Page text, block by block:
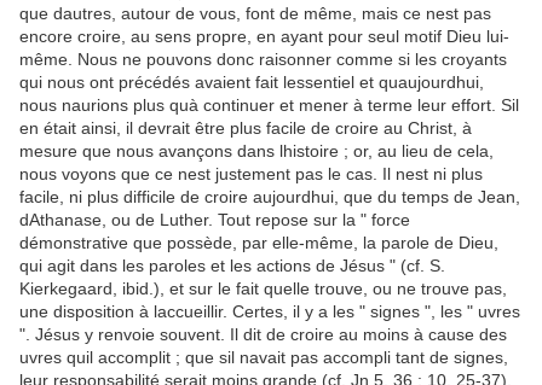
que dautres, autour de vous, font de même, mais ce nest pas
encore croire, au sens propre, en ayant pour seul motif Dieu lui-
même. Nous ne pouvons donc raisonner comme si les croyants
qui nous ont précédés avaient fait lessentiel et quaujourdhui,
nous naurions plus quà continuer et mener à terme leur effort. Sil
en était ainsi, il devrait être plus facile de croire au Christ, à
mesure que nous avançons dans lhistoire ; or, au lieu de cela,
nous voyons que ce nest justement pas le cas. Il nest ni plus
facile, ni plus difficile de croire aujourdhui, que du temps de Jean,
dAthanase, ou de Luther. Tout repose sur la " force
démonstrative que possède, par elle-même, la parole de Dieu,
qui agit dans les paroles et les actions de Jésus " (cf. S.
Kierkegaard, ibid.), et sur le fait quelle trouve, ou ne trouve pas,
une disposition à laccueillir. Certes, il y a les " signes ", les " uvres
". Jésus y renvoie souvent. Il dit de croire au moins à cause des
uvres quil accomplit ; que sil navait pas accompli tant de signes,
leur responsabilité serait moins grande (cf. Jn 5, 36 ; 10, 25-37).